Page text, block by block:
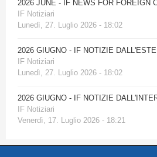
2026 JUNE - IF NEWS FOR FOREIGN
IF Notiziari
Lunedì, 27. Luglio 2026 - 18:02
2026 GIUGNO - IF NOTIZIE
IF Notiziari
Lunedì, 27. Luglio 2026 - 18:02
2026 GIUGNO - IF NOTIZIE
IF Notiziari
Venerdì, 17. Luglio 2026 - 18:21